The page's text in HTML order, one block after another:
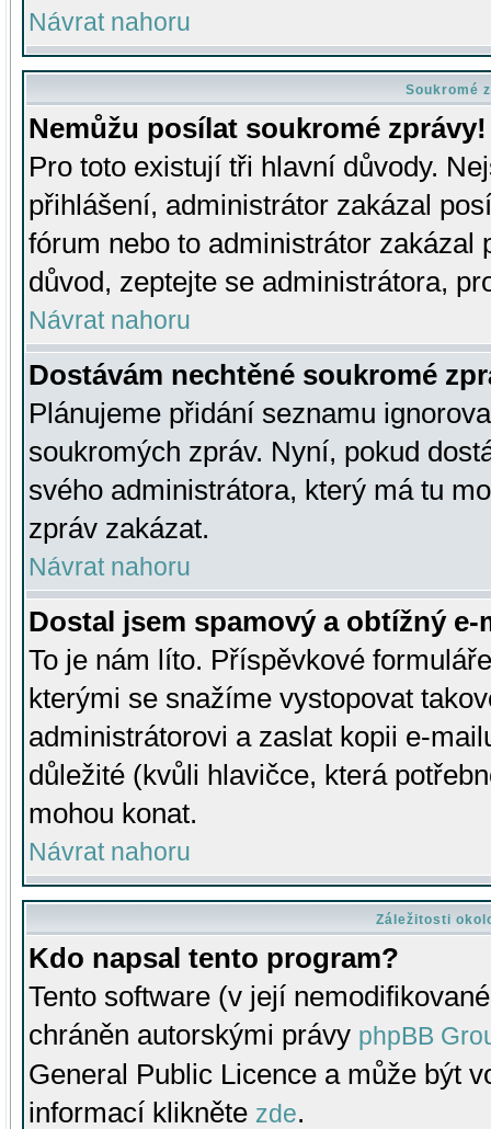
Návrat nahoru
Soukromé
Nemůžu posílat soukromé zprávy!
Pro toto existují tři hlavní důvody.
přihlášení, administrátor zakázal
fórum nebo to administrátor zakázal
důvod, zeptejte se administrátora,
Návrat nahoru
Dostávám nechtěné soukromé
Plánujeme přidání seznamu
soukromých zpráv. Nyní, pokud
svého administrátora, který má tu
zpráv zakázat.
Návrat nahoru
Dostal jsem spamový a obtížný
To je nám líto. Příspěvkové
kterými se snažíme vystopovat
administrátorovi a zaslat kopii e-
důležité (kvůli hlavičce, která
mohou konat.
Návrat nahoru
Záležitosti
Kdo napsal tento program?
Tento software (v její
chráněn autorskými právy phpBB
General Public Licence a může být
informací klikněte zde.